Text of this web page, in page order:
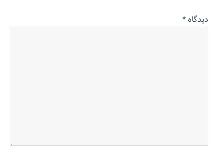
دیدگاه*